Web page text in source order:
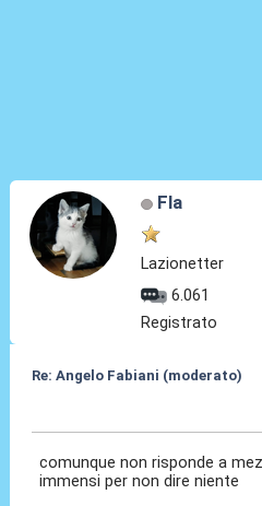
Fla
Lazionetter
6.061
Registrato
Re: Angelo Fabiani (moderato)
comunque non risponde a
immensi per non dire niente